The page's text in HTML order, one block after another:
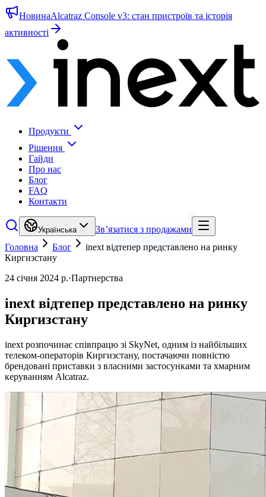
НовинаAlcatraz Console v3: стан пристроїв та історія
активності
Продукти
Рішення
Гайди
Про нас
Блог
FAQ
Контакти
Українська
Зв’язатися з продажами
Головна
Блог
inext відтепер представлено на ринку
Киргизстану
24 січня 2024 р.·Партнерства
inext відтепер представлено на ринку
Киргизстану
inext розпочинає співпрацю зі SkyNet, одним із найбільших
телеком-операторів Киргизстану, постачаючи повністю
брендовані приставки з власними застосунками та хмарним
керуванням Alcatraz.